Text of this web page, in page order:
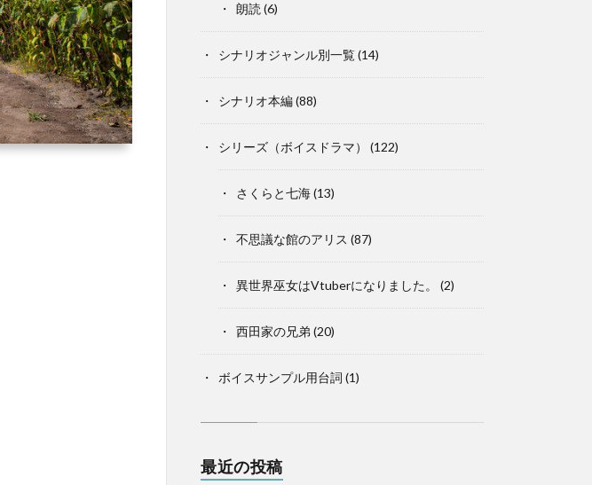
朗読 (6)
シナリオジャンル別一覧(14)
シナリオ本編(88)
シリーズ（ボイスドラマ） (122)
さくらと七海(13)
不思議な館のアリス (87)
異世界巫女はVtuberになりました。 (2)
西田家の兄弟 (20)
ボイスサンプル用台詞 (1)
最近の投稿